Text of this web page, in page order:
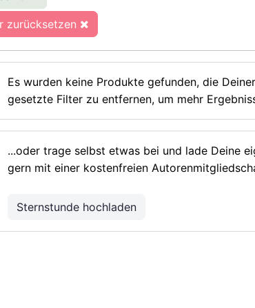
zurücksetzen
Es wurden keine Produkte gefunden, die
gesetzte Filter zu entfernen, um mehr
...oder trage selbst etwas bei und lade Deine
gern mit einer kostenfreien
Sternstunde hochladen